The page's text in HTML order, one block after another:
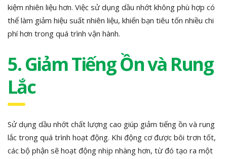
kiệm nhiên liệu hơn. Việc sử dụng dầu nhớt không phù hợp có
thể làm giảm hiệu suất nhiên liệu, khiến bạn tiêu tốn nhiều chi
phí hơn trong quá trình vận hành.
5. Giảm Tiếng Ồn và Rung
Lắc
Sử dụng dầu nhớt chất lượng cao giúp giảm tiếng ồn và rung
lắc trong quá trình hoạt động. Khi động cơ được bôi trơn tốt,
các bộ phận sẽ hoạt động nhịp nhàng hơn, từ đó tạo ra một